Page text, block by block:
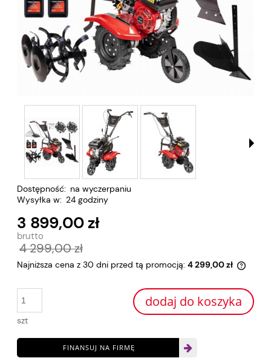
Dostępność: na wyczerpaniu
Wysyłka w: 24 godziny
3 899,00 zł
4 299,00 zł
Najniższa cena z 30 dni przed tą promocją: 4 299,00 zł
szt
dodaj do koszyka
FINANSUJ NA FIRMĘ